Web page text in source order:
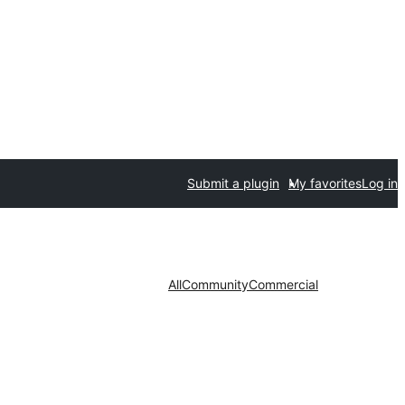
Submit a plugin My favoritesLog in
AllCommunityCommercial